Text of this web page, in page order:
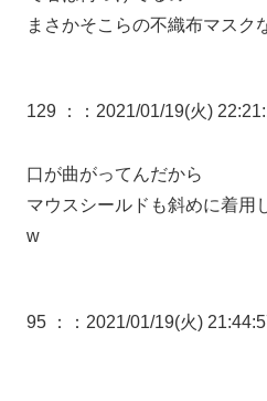
まさかそこらの不織布マスク
129 ： ：2021/01/19(火)
口が曲がってんだから
マウスシールドも斜めに着用
w
95 ： ：2021/01/19(火)